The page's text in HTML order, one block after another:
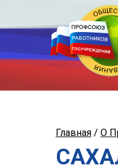
Главная / О